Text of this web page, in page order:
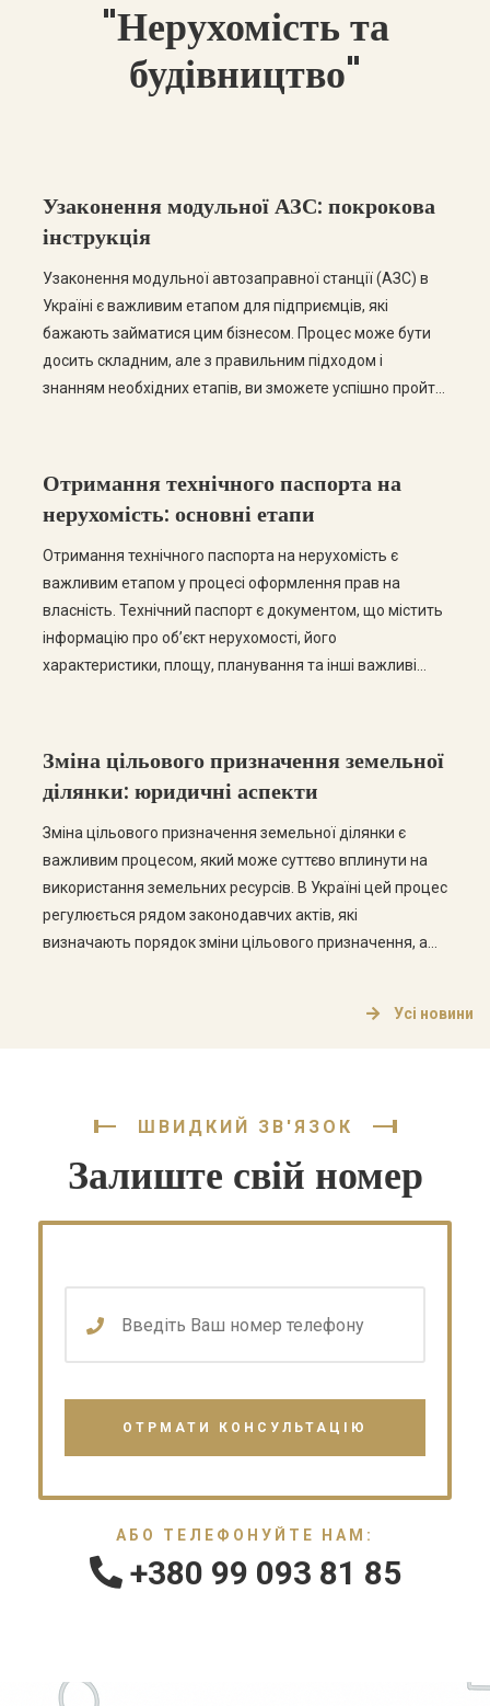
"Нерухомість та
будівництво"
Узаконення модульної АЗС: покрокова
інструкція
Узаконення модульної автозаправної станції (АЗС) в
Україні є важливим етапом для підприємців, які
бажають займатися цим бізнесом. Процес може бути
досить складним, але з правильним підходом і
знанням необхідних етапів, ви зможете успішно пройти
Отримання технічного паспорта на
нерухомість: основні етапи
Отримання технічного паспорта на нерухомість є
важливим етапом у процесі оформлення прав на
власність. Технічний паспорт є документом, що містить
інформацію про об’єкт нерухомості, його
характеристики, площу, планування та інші важливі
технічного паспорта […]
Зміна цільового призначення земельної
ділянки: юридичні аспекти
Зміна цільового призначення земельної ділянки є
важливим процесом, який може суттєво вплинути на
використання земельних ресурсів. В Україні цей процес
регулюється рядом законодавчих актів, які
визначають порядок зміни цільового призначення, а
Цільове призначення земельної ділянки визначає, для
Усі новини
ШВИДКИЙ ЗВ'ЯЗОК
Залиште свій номер
АБО ТЕЛЕФОНУЙТЕ НАМ:
+380 99 093 81 85